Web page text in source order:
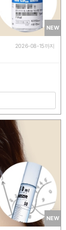
NEW
2026-08-15까지
NEW